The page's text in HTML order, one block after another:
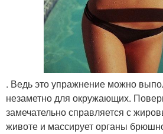
. Ведь это упражнение можно
незаметно для окружающих.
замечательно справляется с
животе и массирует органы